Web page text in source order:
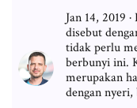
Jan 14, 2019
disebut
tidak perlu
berbunyi ini.
merupakan
dengan nyeri,